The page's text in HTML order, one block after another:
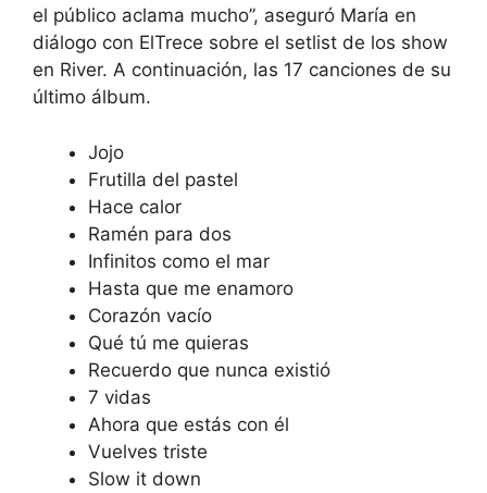
el público aclama mucho”, aseguró María en
diálogo con ElTrece sobre el setlist de los show
en River. A continuación, las 17 canciones de su
último álbum.
Jojo
Frutilla del pastel
Hace calor
Ramén para dos
Infinitos como el mar
Hasta que me enamoro
Corazón vacío
Qué tú me quieras
Recuerdo que nunca existió
7 vidas
Ahora que estás con él
Vuelves triste
Slow it down